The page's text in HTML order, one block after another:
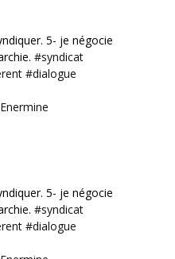
5- je négocie
#syndicat
#dialogue
5- je négocie
#syndicat
#dialogue